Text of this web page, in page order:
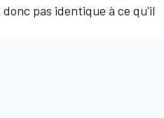
pas identique à ce qu'il